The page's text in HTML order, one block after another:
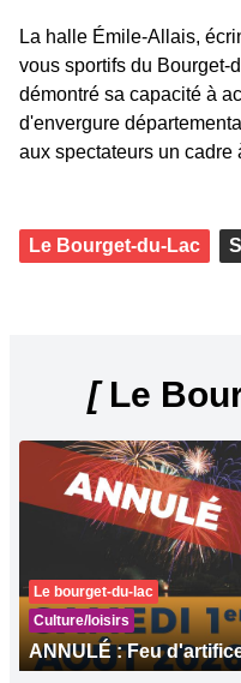
La halle Émile-Allais,
vous sportifs du Bourget-
démontré sa capacité à
d'envergure
aux spectateurs un cadre
Le Bourget-du-Lac
[Le
Le bourget-du-lac
Culture/loisirs
ANNULÉ : Feu